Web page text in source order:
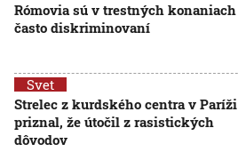
Rómovia sú v trestných konaniach
často diskriminovaní
Svet
Strelec z kurdského centra v Paríži
priznal, že útočil z rasistických
dôvodov